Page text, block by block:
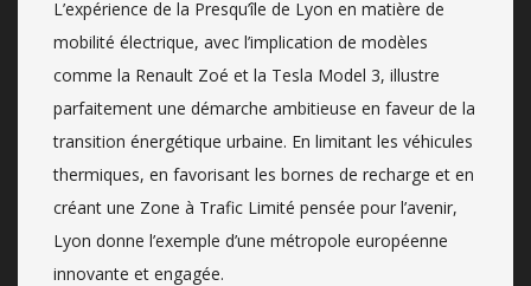
L’expérience de la Presqu’île de Lyon en matière de
mobilité électrique, avec l’implication de modèles
comme la Renault Zoé et la Tesla Model 3, illustre
parfaitement une démarche ambitieuse en faveur de la
transition énergétique urbaine. En limitant les véhicules
thermiques, en favorisant les bornes de recharge et en
créant une Zone à Trafic Limité pensée pour l’avenir,
Lyon donne l’exemple d’une métropole européenne
innovante et engagée.